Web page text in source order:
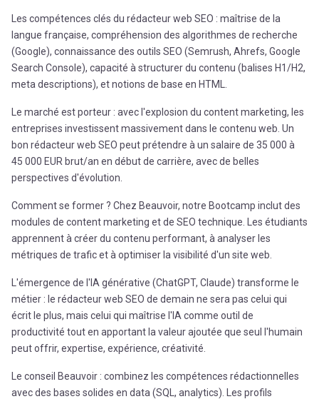
Les compétences clés du rédacteur web SEO : maîtrise de la
langue française, compréhension des algorithmes de recherche
(Google), connaissance des outils SEO (Semrush, Ahrefs, Google
Search Console), capacité à structurer du contenu (balises H1/H2,
meta descriptions), et notions de base en HTML.
Le marché est porteur : avec l'explosion du content marketing, les
entreprises investissent massivement dans le contenu web. Un
bon rédacteur web SEO peut prétendre à un salaire de 35 000 à
45 000 EUR brut/an en début de carrière, avec de belles
perspectives d'évolution.
Comment se former ? Chez Beauvoir, notre Bootcamp inclut des
modules de content marketing et de SEO technique. Les étudiants
apprennent à créer du contenu performant, à analyser les
métriques de trafic et à optimiser la visibilité d'un site web.
L'émergence de l'IA générative (ChatGPT, Claude) transforme le
métier : le rédacteur web SEO de demain ne sera pas celui qui
écrit le plus, mais celui qui maîtrise l'IA comme outil de
productivité tout en apportant la valeur ajoutée que seul l'humain
peut offrir, expertise, expérience, créativité.
Le conseil Beauvoir : combinez les compétences rédactionnelles
avec des bases solides en data (SQL, analytics). Les profils